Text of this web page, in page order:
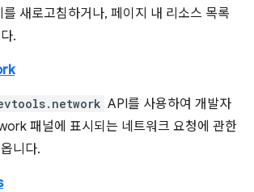
를 새로고침하거나, 페이지 내 리소스 목록
.
API를 사용하여 개발자
패널에 표시되는 네트워크 요청에 관한
니다.